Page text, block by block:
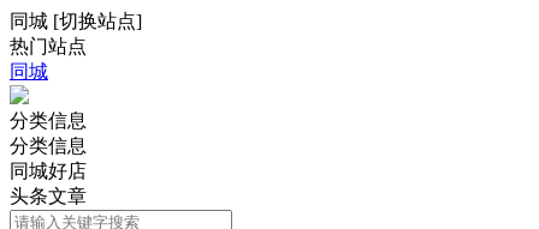
同城 [切换站点]
热门站点
同城
分类信息
分类信息
同城好店
头条文章